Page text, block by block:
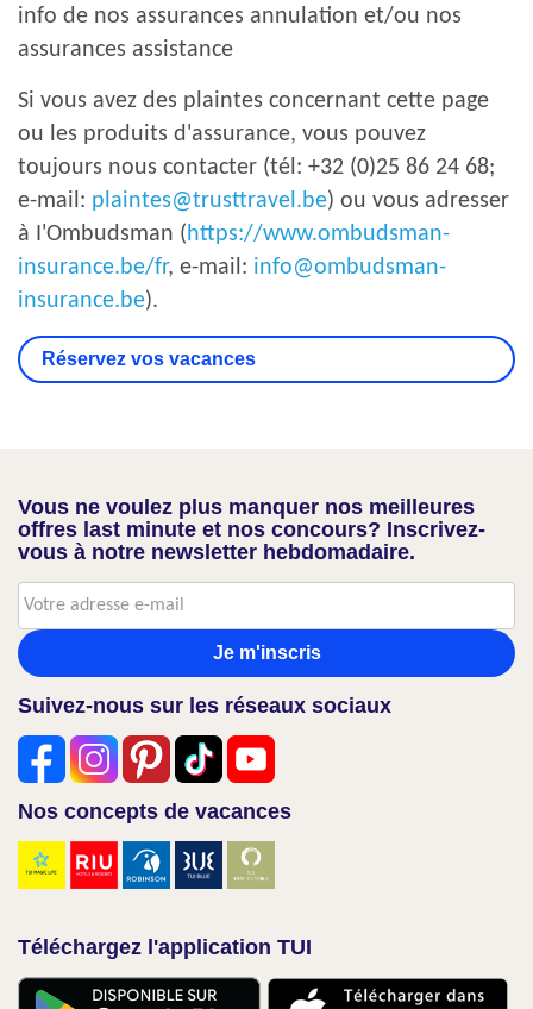
info de nos assurances annulation et/ou nos
assurances assistance
Si vous avez des plaintes concernant cette page
ou les produits d'assurance, vous pouvez
toujours nous contacter (tél: +32 (0)25 86 24 68;
e-mail: plaintes@trusttravel.be) ou vous adresser
à I'Ombudsman (https://www.ombudsman-
insurance.be/fr, e-mail: info@ombudsman-
insurance.be).
Réservez vos vacances
Vous ne voulez plus manquer nos meilleures
offres last minute et nos concours? Inscrivez-
vous à notre newsletter hebdomadaire.
Je m'inscris
Suivez-nous sur les réseaux sociaux
Nos concepts de vacances
Téléchargez l'application TUI